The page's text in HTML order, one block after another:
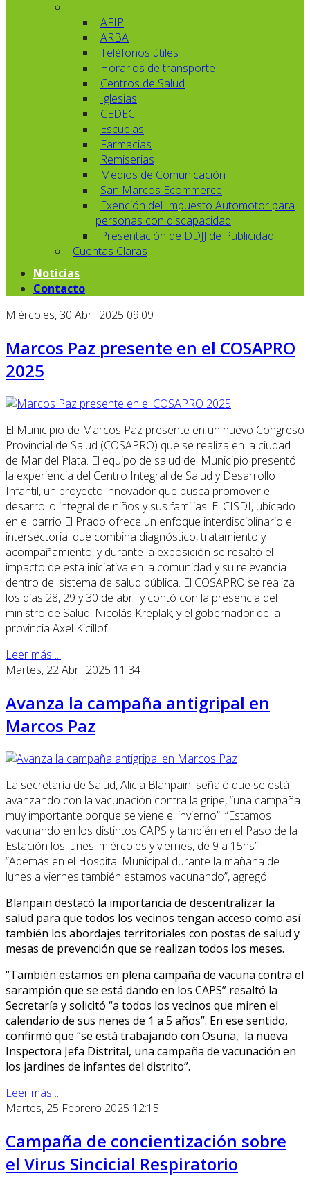
AFIP
ARBA
Teléfonos útiles
Horarios de transporte
Centros de Salud
Iglesias
CEDEC
Escuelas
Farmacias
Remiserias
Medios de Comunicación
San Marcos Ecommerce
Exención del Impuesto Automotor para
personas con discapacidad
Presentación de DDJJ de Publicidad
Cuentas Claras
Noticias
Contacto
Miércoles, 30 Abril 2025 09:09
Marcos Paz presente en el COSAPRO
2025
El Municipio de Marcos Paz presente en un nuevo Congreso
Provincial de Salud (COSAPRO) que se realiza en la ciudad
de Mar del Plata. El equipo de salud del Municipio presentó
la experiencia del Centro Integral de Salud y Desarrollo
Infantil, un proyecto innovador que busca promover el
desarrollo integral de niños y sus familias. El CISDI, ubicado
en el barrio El Prado ofrece un enfoque interdisciplinario e
intersectorial que combina diagnóstico, tratamiento y
acompañamiento, y durante la exposición se resaltó el
impacto de esta iniciativa en la comunidad y su relevancia
dentro del sistema de salud pública. El COSAPRO se realiza
los días 28, 29 y 30 de abril y contó con la presencia del
ministro de Salud, Nicolás Kreplak, y el gobernador de la
provincia Axel Kicillof.
Leer más ...
Martes, 22 Abril 2025 11:34
Avanza la campaña antigripal en
Marcos Paz
La secretaría de Salud, Alicia Blanpain, señaló que se está
avanzando con la vacunación contra la gripe, “una campaña
muy importante porque se viene el invierno”. “Estamos
vacunando en los distintos CAPS y también en el Paso de la
Estación los lunes, miércoles y viernes, de 9 a 15hs”.
“Además en el Hospital Municipal durante la mañana de
lunes a viernes también estamos vacunando”, agregó.
Blanpain destacó la importancia de descentralizar la
salud para que todos los vecinos tengan acceso como así
también los abordajes territoriales con postas de salud y
mesas de prevención que se realizan todos los meses.
“También estamos en plena campaña de vacuna contra el
sarampión que se está dando en los CAPS” resaltó la
Secretaría y solicitó “a todos los vecinos que miren el
calendario de sus nenes de 1 a 5 años”. En ese sentido,
confirmó que “se está trabajando con Osuna, la nueva
Inspectora Jefa Distrital, una campaña de vacunación en
los jardines de infantes del distrito”.
Leer más ...
Martes, 25 Febrero 2025 12:15
Campaña de concientización sobre
el Virus Sincicial Respiratorio